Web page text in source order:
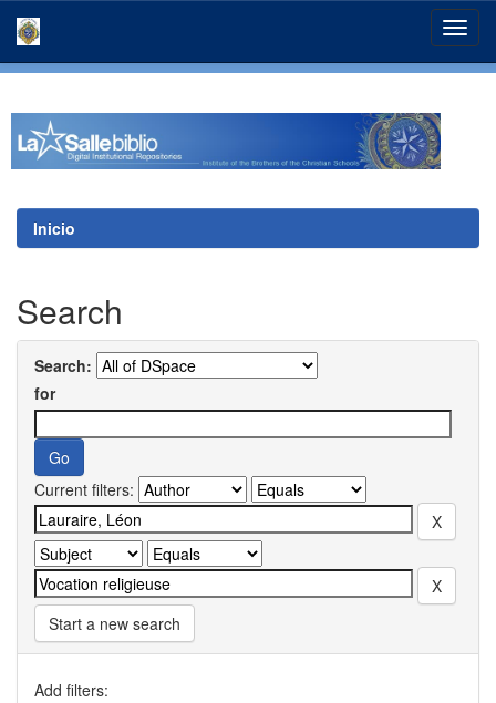
Inicio
Search
Search:
for
Current filters:
Start a new search
Add filters: